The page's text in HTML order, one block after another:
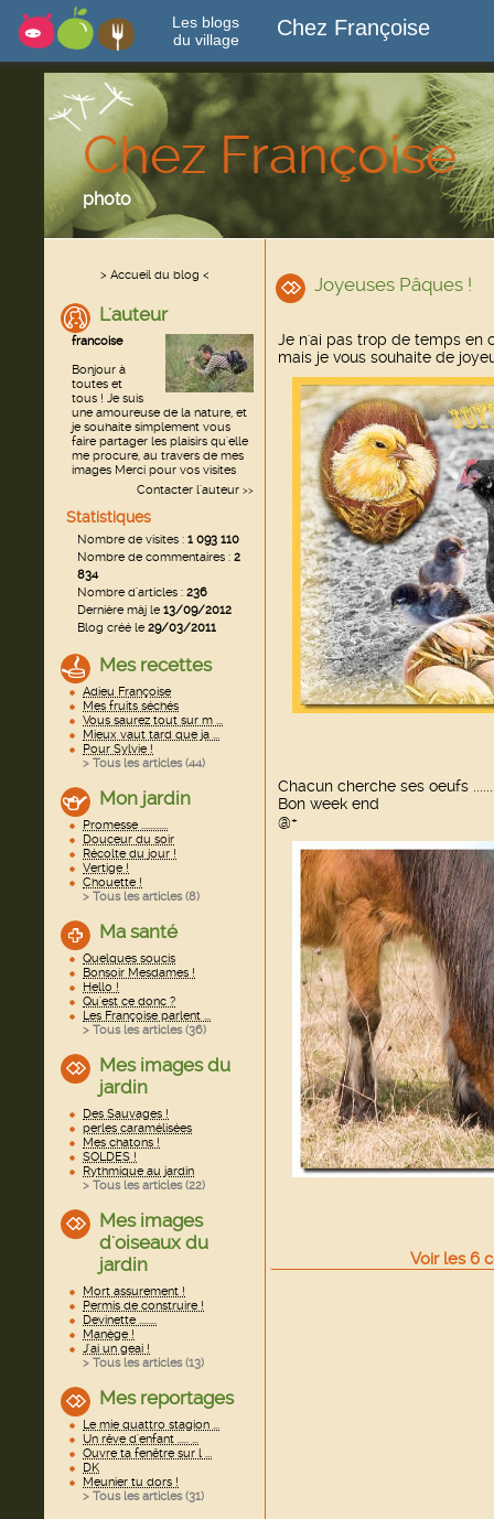
Les blogs
du village
Chez Françoise
Chez Françoise
photo
> Accueil du blog <
L'auteur
francoise
Bonjour à
toutes et
tous ! Je suis
une amoureuse de la nature, et
je souhaite simplement vous
faire partager les plaisirs qu'elle
me procure, au travers de mes
images Merci pour vos visites
Contacter l'auteur >>
Statistiques
Nombre de visites : 1 093 110
Nombre de commentaires : 2
834
Nombre d'articles : 236
Dernière màj le13/09/2012
Blog créé le29/03/2011
Mes recettes
Adieu Françoise
Mes fruits séchés
Vous saurez tout sur m ...
Mieux vaut tard que ja ...
Pour Sylvie !
> Tous les articles (44)
Mon jardin
Promesse ............
Douceur du soir
Récolte du jour !
Vertige !
Chouette !
> Tous les articles (8)
Ma santé
Quelques soucis
Bonsoir Mesdames !
Hello !
Qu'est ce donc ?
Les Françoise parlent ...
> Tous les articles (36)
Mes images du
jardin
Des Sauvages !
perles caramélisées
Mes chatons !
SOLDES !
Rythmique au jardin
> Tous les articles (22)
Mes images
d'oiseaux du
jardin
Mort assurement !
Permis de construire !
Devinette ........
Manège !
J'ai un geai !
> Tous les articles (13)
Mes reportages
Le mie quattro stagion ...
Un rêve d'enfant ..... ...
Ouvre ta fenêtre sur l ...
DK
Meunier tu dors !
> Tous les articles (31)
Joyeuses Pâques !
Je n'ai pas trop de temps en
mais je vous souhaite de
Chacun cherche ses oeufs
Bon week end
@+
Voir les6